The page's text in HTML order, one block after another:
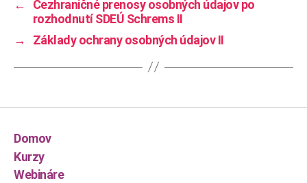
←
Cezhraničné prenosy osobných údajov po
rozhodnutí SDEÚ Schrems II
→
Základy ochrany osobných údajov II
Domov
Kurzy
Webináre